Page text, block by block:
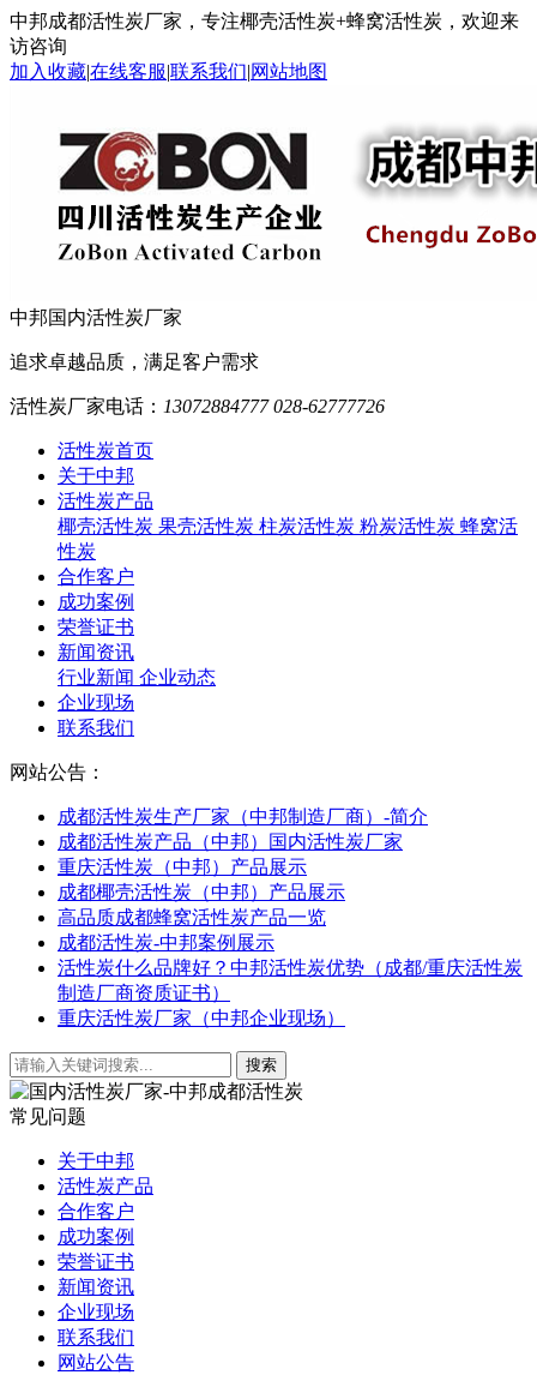
中邦成都活性炭厂家，专注椰壳活性炭+蜂窝活性炭，欢迎来
访咨询
加入收藏|在线客服|联系我们|网站地图
中邦国内活性炭厂家
追求卓越品质，满足客户需求
活性炭厂家电话： 13072884777 028-62777726
活性炭首页
关于中邦
活性炭产品
椰壳活性炭 果壳活性炭 柱炭活性炭 粉炭活性炭 蜂窝活
性炭
合作客户
成功案例
荣誉证书
新闻资讯
行业新闻 企业动态
企业现场
联系我们
网站公告：
成都活性炭生产厂家（中邦制造厂商）-简介
成都活性炭产品（中邦）国内活性炭厂家
重庆活性炭（中邦）产品展示
成都椰壳活性炭（中邦）产品展示
高品质成都蜂窝活性炭产品一览
成都活性炭-中邦案例展示
活性炭什么品牌好？中邦活性炭优势（成都/重庆活性炭
制造厂商资质证书）
重庆活性炭厂家（中邦企业现场）
常见问题
关于中邦
活性炭产品
合作客户
成功案例
荣誉证书
新闻资讯
企业现场
联系我们
网站公告